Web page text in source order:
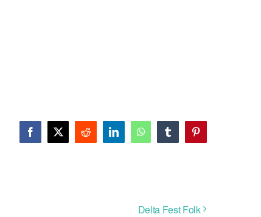
Facebook
X Reddit LinkedInWhatsAppTumblrPinterest
Delta Fest Folk